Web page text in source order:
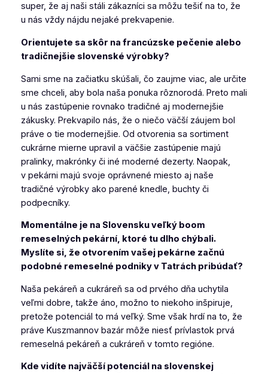
super, že aj naši stáli zákazníci sa môžu tešiť na to, že
u nás vždy nájdu nejaké prekvapenie.
Orientujete sa skôr na francúzske pečenie alebo
tradičnejšie slovenské výrobky?
Sami sme na začiatku skúšali, čo zaujme viac, ale určite
sme chceli, aby bola naša ponuka rôznorodá. Preto mali
u nás zastúpenie rovnako tradičné aj modernejšie
zákusky. Prekvapilo nás, že o niečo väčší záujem bol
práve o tie modernejšie. Od otvorenia sa sortiment
cukrárne mierne upravil a väčšie zastúpenie majú
pralinky, makrónky či iné moderné dezerty. Naopak,
v pekárni majú svoje oprávnené miesto aj naše
tradičné výrobky ako parené knedle, buchty či
podpecníky.
Momentálne je na Slovensku veľký boom
remeselných pekární, ktoré tu dlho chýbali.
Myslíte si, že otvorením vašej pekárne začnú
podobné remeselné podniky v Tatrách pribúdať?
Naša pekáreň a cukráreň sa od prvého dňa uchytila
veľmi dobre, takže áno, možno to niekoho inšpiruje,
pretože potenciál to má veľký. Sme však hrdí na to, že
práve Kuszmannov bazár môže niesť prívlastok prvá
remeselná pekáreň a cukráreň v tomto regióne.
Kde vidíte najväčší potenciál na slovenskej